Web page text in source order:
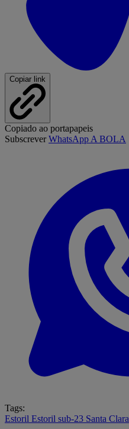
Copiar link
Copiado ao portapapeis
SubscreverWhatsApp A BOLA
Tags:
Estoril Estoril sub-23 Santa Clara